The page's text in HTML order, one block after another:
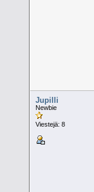
Jupilli
Newbie
Viestejä: 8